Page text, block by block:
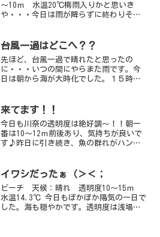
～10ｍ 水温20℃梅雨入りかと思いき
や・・・今日は雨が降らずに終わりそう
し落ちてしまいましたが、アオリイカも
台風一過はどこへ？？
先ほど、台風一過で晴れたと思ったの
に・・・いつの間にやらまた雨です。今
日は朝から海が大時化でした。１５時現
来てます！！
今日も川奈の透明度は絶好調～！！朝一
番は10～12ｍ前後あり、気持ちが良いで
す♪昨日に引き続き、魚の群れがハンパ
ギョハナダイたちの群れいろんな魚がい
イワシだったぁ（＞＜；
ビーチ 天候：晴れ 透明度10～15ｍ
水温14.3℃ 今日もぽかぽか陽気の一日で
した。海も穏やかです。透明度は浅場は